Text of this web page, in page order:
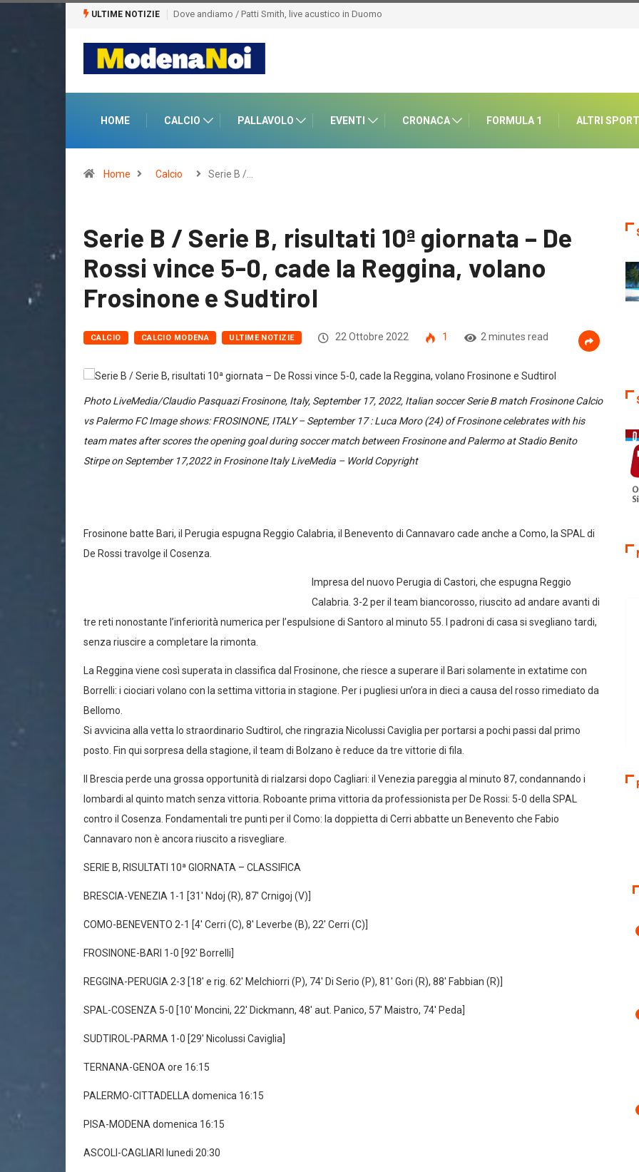
ULTIME NOTIZIE
Dove andiamo / Patti Smith, live acustico in DuomoCarpi / Al Ramazzini il saluto alla dottoressa
HOME CALCIO PALLAVOLO EVENTI CRONACA FORMULA 1 ALTRI SPORT
Home Calcio Serie B /…
Serie B / Serie B, risultati 10ª giornata – De
Rossi vince 5-0, cade la Reggina, volano
Frosinone e Sudtirol
CALCIO CALCIO MODENA ULTIME NOTIZIE 22 Ottobre 2022 1 2 minutes read
Photo LiveMedia/Claudio Pasquazi Frosinone, Italy, September 17, 2022, Italian soccer Serie B match Frosinone Calcio
vs Palermo FC Image shows: FROSINONE, ITALY – September 17 : Luca Moro (24) of Frosinone celebrates with his
team mates after scores the opening goal during soccer match between Frosinone and Palermo at Stadio Benito
Stirpe on September 17,2022 in Frosinone Italy LiveMedia – World Copyright
Frosinone batte Bari, il Perugia espugna Reggio Calabria, il Benevento di Cannavaro cade anche a Como, la SPAL di
De Rossi travolge il Cosenza.
Impresa del nuovo Perugia di Castori, che espugna Reggio
Calabria. 3-2 per il team biancorosso, riuscito ad andare avanti di
tre reti nonostante l’inferiorità numerica per l’espulsione di Santoro al minuto 55. I padroni di casa si svegliano tardi,
senza riuscire a completare la rimonta.
La Reggina viene così superata in classifica dal Frosinone, che riesce a superare il Bari solamente in extatime con
Borrelli: i ciociari volano con la settima vittoria in stagione. Per i pugliesi un’ora in dieci a causa del rosso rimediato da
Bellomo.
Si avvicina alla vetta lo straordinario Sudtirol, che ringrazia Nicolussi Caviglia per portarsi a pochi passi dal primo
posto. Fin qui sorpresa della stagione, il team di Bolzano è reduce da tre vittorie di fila.
Il Brescia perde una grossa opportunità di rialzarsi dopo Cagliari: il Venezia pareggia al minuto 87, condannando i
lombardi al quinto match senza vittoria. Roboante prima vittoria da professionista per De Rossi: 5-0 della SPAL
contro il Cosenza. Fondamentali tre punti per il Como: la doppietta di Cerri abbatte un Benevento che Fabio
Cannavaro non è ancora riuscito a risvegliare.
SERIE B, RISULTATI 10ª GIORNATA – CLASSIFICA
BRESCIA-VENEZIA 1-1 [31′ Ndoj (R), 87′ Crnigoj (V)]
COMO-BENEVENTO 2-1 [4′ Cerri (C), 8′ Leverbe (B), 22′ Cerri (C)]
FROSINONE-BARI 1-0 [92′ Borrelli]
REGGINA-PERUGIA 2-3 [18′ e rig. 62′ Melchiorri (P), 74′ Di Serio (P), 81′ Gori (R), 88′ Fabbian (R)]
SPAL-COSENZA 5-0 [10′ Moncini, 22′ Dickmann, 48′ aut. Panico, 57′ Maistro, 74′ Peda]
SUDTIROL-PARMA 1-0 [29′ Nicolussi Caviglia]
TERNANA-GENOA ore 16:15
PALERMO-CITTADELLA domenica 16:15
PISA-MODENA domenica 16:15
ASCOLI-CAGLIARI lunedi 20:30